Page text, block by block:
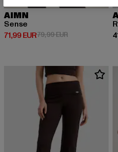
AIMN
Sense
71,99 EUR
Prix courant: 71,99 EUR
79,99 EURPrix en